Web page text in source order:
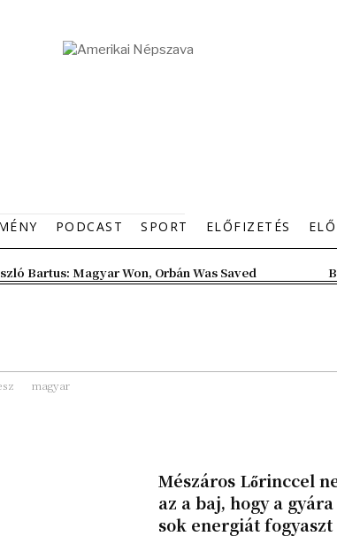
PODCAST SPORT ELŐFIZETÉS
Bartus: Magyar Won, Orbán Was Saved
magyar
Mészáros Lőrinccel
az a baj, hogy a gyára
sok energiát fogyaszt